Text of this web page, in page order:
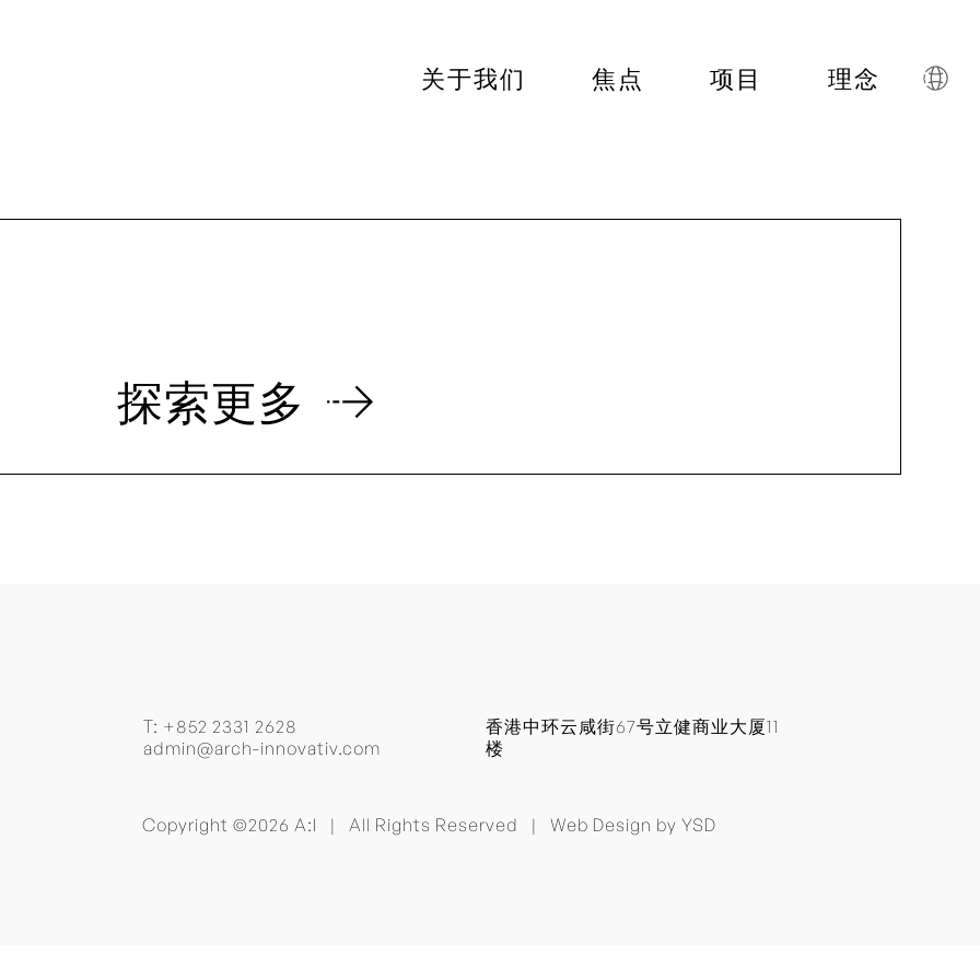
关于我们 焦点 项目 理念
探索更多
T: +852 2331 2628
admin@arch-innovativ.com
香港中环云咸街67号立健商业大厦11
楼
Copyright ©2026 A:I | All Rights Reserved | Web Design by YSD